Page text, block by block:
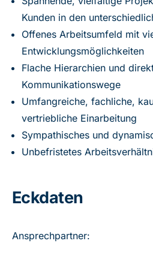
Kunden in den
Offenes Arbeitsumfeld mit
Entwicklungsmöglichkeiten
Flache Hierarchien und
Kommunikationswege
Umfangreiche, fachliche,
vertriebliche Einarbeitung
Sympathisches und
Unbefristetes
Eckdaten
Ansprechpartner: